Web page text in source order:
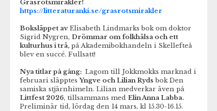
Gräsrotsmirakler!
https://litteraturanki.se/grasrotsmirakler
Boksläppet av Elisabeth Lindmarks bok om doktor
Sigrid Nygren, Drömmar om folkhälsa och ett
kulturhus i trä, på Akademibokhandeln i Skellefteå
blev en succé. Fullsatt!
Nya titlar på gång: Lagom till Jokkmokks marknad i
februari släpptesYngve och Lilian Ryds bok Den
samiska stjärnhimeln. Lilian medverkar även på
Littfest 2026, tillsammans med Elin Anna Labba.
Preliminär tid, lördag den 14 mars, kl 15.30-16.15.